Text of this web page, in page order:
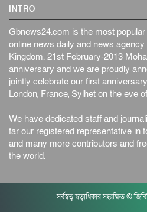
INTRO
Gbnews24.com is the most
online news daily and news
Kingdom. 21st February-2013
anniversary and we are proudly
jointly celebrate our first
London, France, Sylhet on the eve
We have dedicated staff and
far our registered representative in
and many more contributors and
the world.
সর্বস্বত্ব স্বত্বাধিকার সংরক্ষিত ©